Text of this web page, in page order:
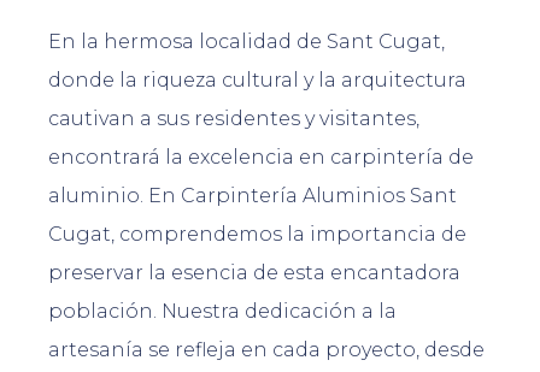
En la hermosa localidad de Sant Cugat,
donde la riqueza cultural y la arquitectura
cautivan a sus residentes y visitantes,
encontrará la excelencia en carpintería de
aluminio. En Carpintería Aluminios Sant
Cugat, comprendemos la importancia de
preservar la esencia de esta encantadora
población. Nuestra dedicación a la
artesanía se refleja en cada proyecto, desde